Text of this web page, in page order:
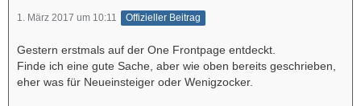
1. März 2017 um 10:11 Offizieller Beitrag
Gestern erstmals auf der One Frontpage entdeckt.
Finde ich eine gute Sache, aber wie oben bereits geschrieben,
eher was für Neueinsteiger oder Wenigzocker.